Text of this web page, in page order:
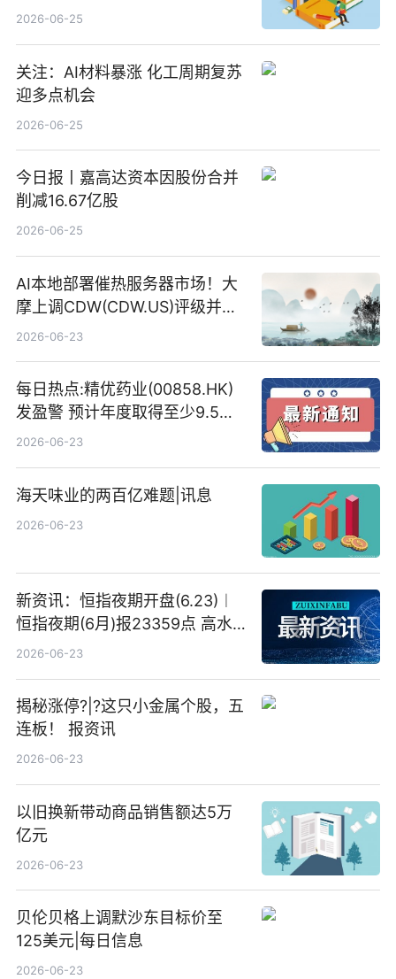
2026-06-25
关注：AI材料暴涨 化工周期复苏
迎多点机会
2026-06-25
今日报丨嘉高达资本因股份合并
削减16.67亿股
2026-06-25
AI本地部署催热服务器市场！大
摩上调CDW(CDW.US)评级并看
高IBM(IBM.US)戴尔(DELL.US)
2026-06-23
每日热点:精优药业(00858.HK)
发盈警 预计年度取得至少9.5亿
港元的亏损 同比盈转亏
2026-06-23
海天味业的两百亿难题|讯息
2026-06-23
新资讯：恒指夜期开盘(6.23)︱
恒指夜期(6月)报23359点 高水
23点
2026-06-23
揭秘涨停?|?这只小金属个股，五
连板！ 报资讯
2026-06-23
以旧换新带动商品销售额达5万
亿元
2026-06-23
贝伦贝格上调默沙东目标价至
125美元|每日信息
2026-06-23